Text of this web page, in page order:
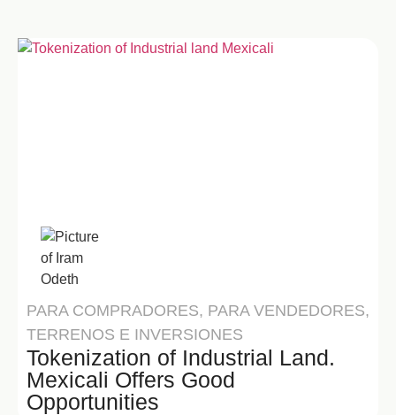
PARA COMPRADORES, PARA VENDEDORES,
TERRENOS E INVERSIONES
Tokenization of Industrial Land.
Mexicali Offers Good
Opportunities